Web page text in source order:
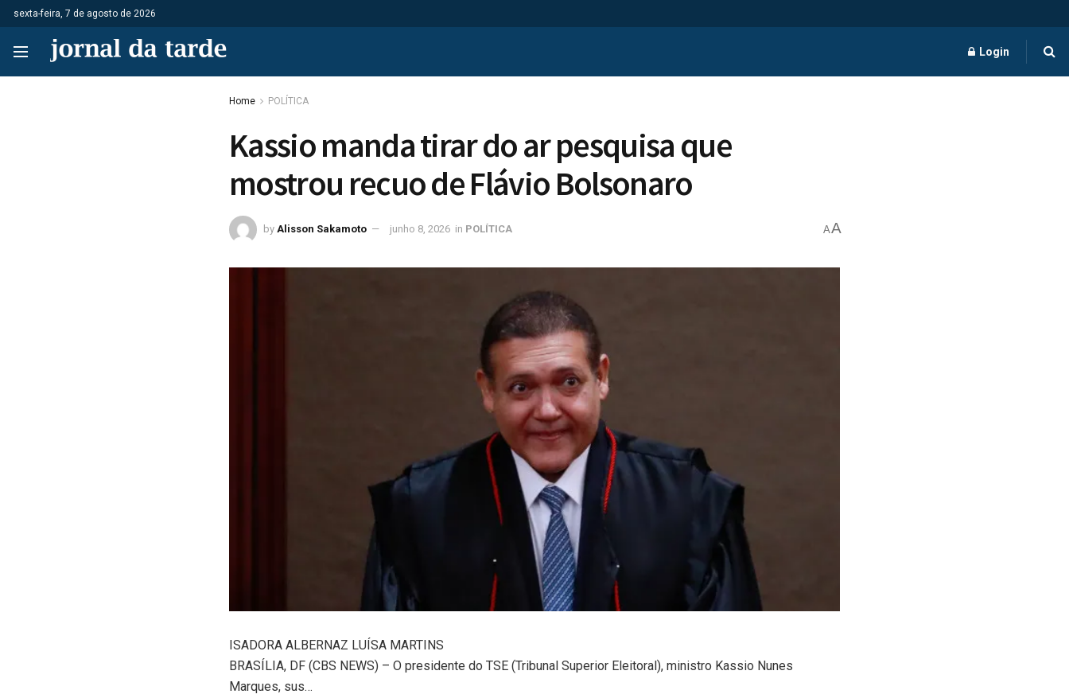
sexta-feira, 7 de agosto de 2026
Login
Home POLÍTICA
Kassio manda tirar do ar pesquisa que
mostrou recuo de Flávio Bolsonaro
by Alisson Sakamoto junho 8, 2026 in POLÍTICA AA
ISADORA ALBERNAZ LUÍSA MARTINS
BRASÍLIA, DF (CBS NEWS) – O presidente do TSE (Tribunal Superior Eleitoral), ministro Kassio Nunes
Marques, sus…